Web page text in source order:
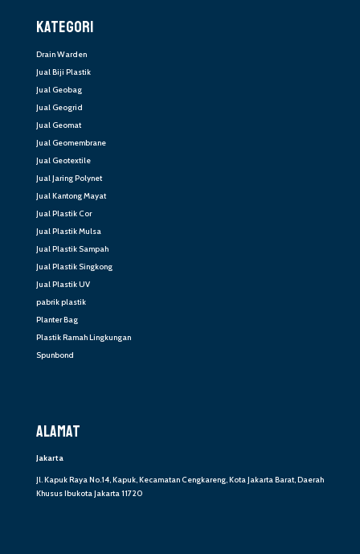
KATEGORI
Drain Warden
Jual Biji Plastik
Jual Geobag
Jual Geogrid
Jual Geomat
Jual Geomembrane
Jual Geotextile
Jual Jaring Polynet
Jual Kantong Mayat
Jual Plastik Cor
Jual Plastik Mulsa
Jual Plastik Sampah
Jual Plastik Singkong
Jual Plastik UV
pabrik plastik
Planter Bag
Plastik Ramah Lingkungan
Spunbond
ALAMAT
Jakarta
Jl. Kapuk Raya No.14, Kapuk, Kecamatan Cengkareng, Kota Jakarta Barat, Daerah
Khusus Ibukota Jakarta 11720